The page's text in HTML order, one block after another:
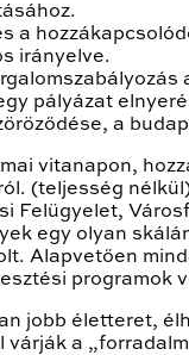
a
irányelve.
pályázat
a
vitanapon,
(teljesség
Felügyelet,
egy olyan
Alapvetően
programok
jobb életteret,
várják a